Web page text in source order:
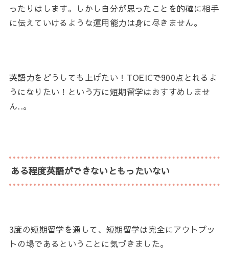
ったりはします。しかし自分が思ったことを的確に相手
に伝えていけるような運用能力は身に尽きません。
英語力をどうしても上げたい！TOEICで900点とれるよ
うになりたい！という方に短期留学はおすすめしませ
ん..。
ある程度英語ができないともったいない
3度の短期留学を通して、 短期留学は完全にアウトプッ
トの場であるということに気づきました。